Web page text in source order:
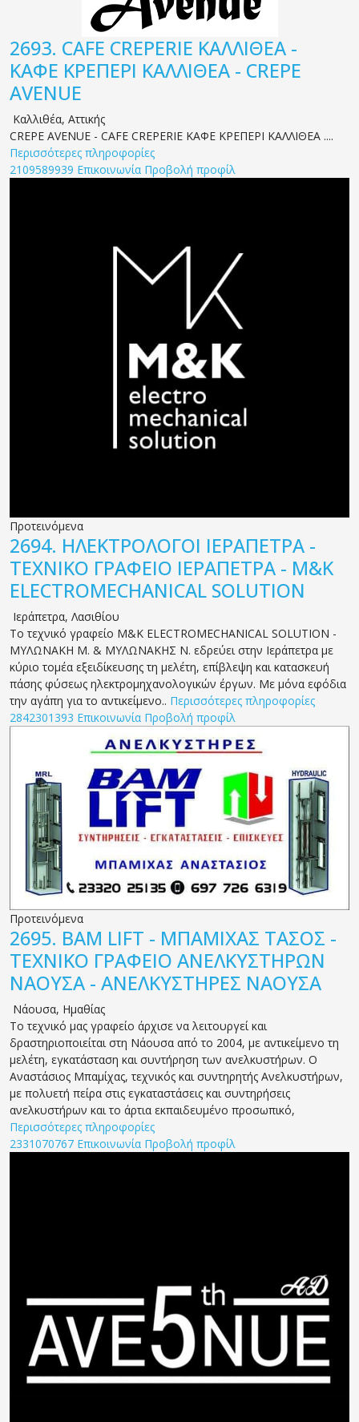
2693. CAFE CREPERIE ΚΑΛΛΙΘΕΑ -
ΚΑΦΕ ΚΡΕΠΕΡΙ ΚΑΛΛΙΘΕΑ - CREPE
AVENUE
Καλλιθέα, Αττικής
CREPE AVENUE - CAFE CREPERIE ΚΑΦΕ ΚΡΕΠΕΡΙ ΚΑΛΛΙΘΕΑ ....
Περισσότερες πληροφορίες
2109589939 Επικοινωνία Προβολή προφίλ
Προτεινόμενα
2694. ΗΛΕΚΤΡΟΛΟΓΟΙ ΙΕΡΑΠΕΤΡΑ -
ΤΕΧΝΙΚΟ ΓΡΑΦΕΙΟ ΙΕΡΑΠΕΤΡΑ - M&K
ELECTROMECHANICAL SOLUTION
Ιεράπετρα, Λασιθίου
Το τεχνικό γραφείο M&K ELECTROMECHANICAL SOLUTION -
ΜΥΛΩΝΑΚΗ Μ. & ΜΥΛΩΝΑΚΗΣ Ν. εδρεύει στην Ιεράπετρα με
κύριο τομέα εξειδίκευσης τη μελέτη, επίβλεψη και κατασκευή
πάσης φύσεως ηλεκτρομηχανολογικών έργων. Με μόνα εφόδια
την αγάπη για το αντικείμενο.. Περισσότερες πληροφορίες
2842301393 Επικοινωνία Προβολή προφίλ
Προτεινόμενα
2695. BAM LIFT - ΜΠΑΜΙΧΑΣ ΤΑΣΟΣ -
ΤΕΧΝΙΚΟ ΓΡΑΦΕΙΟ ΑΝΕΛΚΥΣΤΗΡΩΝ
ΝΑΟΥΣΑ - ΑΝΕΛΚΥΣΤΗΡΕΣ ΝΑΟΥΣΑ
Νάουσα, Ημαθίας
Το τεχνικό μας γραφείο άρχισε να λειτουργεί και
δραστηριοποιείται στη Νάουσα από το 2004, με αντικείμενο τη
μελέτη, εγκατάσταση και συντήρηση των ανελκυστήρων. O
Αναστάσιος Μπαμίχας, τεχνικός και συντηρητής Ανελκυστήρων,
με πολυετή πείρα στις εγκαταστάσεις και συντηρήσεις
ανελκυστήρων και το άρτια εκπαιδευμένο προσωπικό,
Περισσότερες πληροφορίες
2331070767 Επικοινωνία Προβολή προφίλ